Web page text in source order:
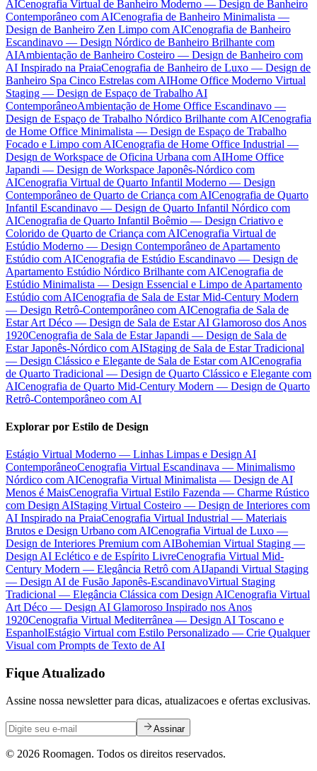
AICenografia Virtual de Banheiro Moderno — Design de Banheiro
Contemporâneo com AICenografia de Banheiro Minimalista —
Design de Banheiro Zen Limpo com AICenografia de Banheiro
Escandinavo — Design Nórdico de Banheiro Brilhante com
AIAmbientação de Banheiro Costeiro — Design de Banheiro com
AI Inspirado na PraiaCenografia de Banheiro de Luxo — Design de
Banheiro Spa Cinco Estrelas com AIHome Office Moderno Virtual
Staging — Design de Espaço de Trabalho AI
ContemporâneoAmbientação de Home Office Escandinavo —
Design de Espaço de Trabalho Nórdico Brilhante com AICenografia
de Home Office Minimalista — Design de Espaço de Trabalho
Focado e Limpo com AICenografia de Home Office Industrial —
Design de Workspace de Oficina Urbana com AIHome Office
Japandi — Design de Workspace Japonês-Nórdico com
AICenografia Virtual de Quarto Infantil Moderno — Design
Contemporâneo de Quarto de Criança com AICenografia de Quarto
Infantil Escandinavo — Design de Quarto Infantil Nórdico com
AICenografia de Quarto Infantil Boêmio — Design Criativo e
Colorido de Quarto de Criança com AICenografia Virtual de
Estúdio Moderno — Design Contemporâneo de Apartamento
Estúdio com AICenografia de Estúdio Escandinavo — Design de
Apartamento Estúdio Nórdico Brilhante com AICenografia de
Estúdio Minimalista — Design Essencial e Limpo de Apartamento
Estúdio com AICenografia de Sala de Estar Mid-Century Modern
— Design Retrô-Contemporâneo com AICenografia de Sala de
Estar Art Déco — Design de Sala de Estar AI Glamoroso dos Anos
1920Cenografia de Sala de Estar Japandi — Design de Sala de
Estar Japonês-Nórdico com AIStaging de Sala de Estar Tradicional
— Design Clássico e Elegante de Sala de Estar com AICenografia
de Quarto Tradicional — Design de Quarto Clássico e Elegante com
AICenografia de Quarto Mid-Century Modern — Design de Quarto
Retrô-Contemporâneo com AI
Explorar por Estilo de Design
Estágio Virtual Moderno — Linhas Limpas e Design AI
ContemporâneoCenografia Virtual Escandinava — Minimalismo
Nórdico com AICenografia Virtual Minimalista — Design de AI
Menos é MaisCenografia Virtual Estilo Fazenda — Charme Rústico
com Design AIStaging Virtual Costeiro — Design de Interiores com
AI Inspirado na PraiaCenografia Virtual Industrial — Materiais
Brutos e Design Urbano com AICenografia Virtual de Luxo —
Design de Interiores Premium com AIBohemian Virtual Staging —
Design AI Eclético e de Espírito LivreCenografia Virtual Mid-
Century Modern — Elegância Retrô com AIJapandi Virtual Staging
— Design AI de Fusão Japonês-EscandinavoVirtual Staging
Tradicional — Elegância Clássica com Design AICenografia Virtual
Art Déco — Design AI Glamoroso Inspirado nos Anos
1920Cenografia Virtual Mediterrânea — Design AI Toscano e
EspanholEstágio Virtual com Estilo Personalizado — Crie Qualquer
Visual com Prompts de Texto de AI
Fique Atualizado
Assine nossa newsletter para dicas, atualizacoes e ofertas exclusivas.
Assinar
© 2026 Roomagen. Todos os direitos reservados.